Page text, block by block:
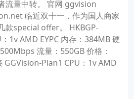
流量中转。 官网 ggvision
临近双十一，作为国人商家
款special offer。 HKBGP-
1v AMD EYPC 内存：384MB 硬
流量：550GB 价格：
GGVision-Plan1 CPU：1v AMD